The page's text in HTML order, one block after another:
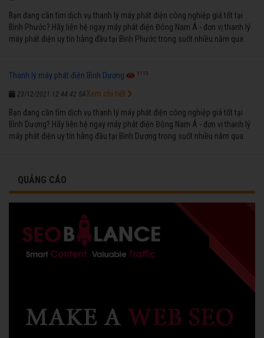
Bạn đang cần tìm dịch vụ thanh lý máy phát điện công nghiệp giá tốt tại
Bình Phước? Hãy liên hệ ngay máy phát điện Đông Nam Á - đơn vị thanh lý
máy phát điện uy tín hàng đầu tại Bình Phước trong suốt nhiều năm qua.
Thanh lý máy phát điện Bình Dương 1119
23/12/2021 12:44:42 SA
Bạn đang cần tìm dịch vụ thanh lý máy phát điện công nghiệp giá tốt tại
Bình Dương? Hãy liên hệ ngay máy phát điện Đông Nam Á - đơn vị thanh lý
máy phát điện uy tín hàng đầu tại Bình Dương trong suốt nhiều năm qua.
Xem chi tiết
QUẢNG CÁO